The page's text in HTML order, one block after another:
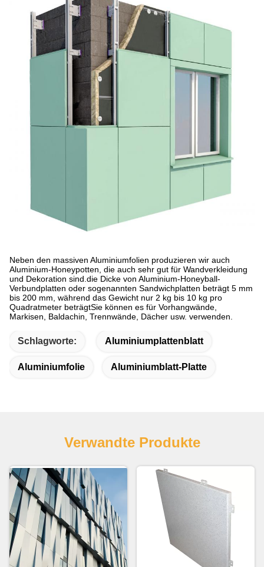
Neben den massiven Aluminiumfolien produzieren wir auch
Aluminium-Honeypotten, die auch sehr gut für Wandverkleidung
und Dekoration sind.die Dicke von Aluminium-Honeyball-
Verbundplatten oder sogenannten Sandwichplatten beträgt 5 mm
bis 200 mm, während das Gewicht nur 2 kg bis 10 kg pro
Quadratmeter beträgtSie können es für Vorhangwände,
Markisen, Baldachin, Trennwände, Dächer usw. verwenden.
Schlagworte: Aluminiumplattenblatt
Aluminiumfolie Aluminiumblatt-Platte
Verwandte Produkte